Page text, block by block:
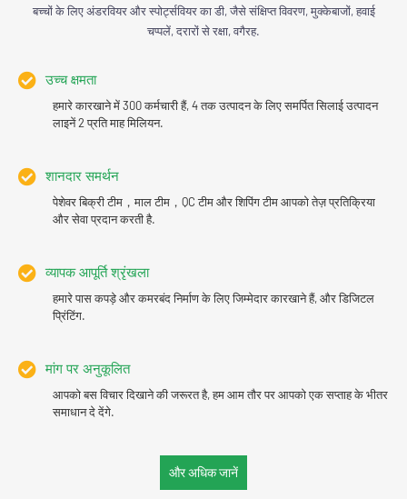
बच्चों के लिए अंडरवियर और स्पोर्ट्सवियर का डी, जैसे संक्षिप्त विवरण, मुक्केबाजों, हवाई
चप्पलें, दरारों से रक्षा, वगैरह.
उच्च क्षमता
हमारे कारखाने में 300 कर्मचारी हैं, 4 तक उत्पादन के लिए समर्पित सिलाई उत्पादन
लाइनें 2 प्रति माह मिलियन.
शानदार समर्थन
पेशेवर बिक्री टीम，माल टीम，QC टीम और शिपिंग टीम आपको तेज़ प्रतिक्रिया
और सेवा प्रदान करती है.
व्यापक आपूर्ति श्रृंखला
हमारे पास कपड़े और कमरबंद निर्माण के लिए जिम्मेदार कारखाने हैं, और डिजिटल
प्रिंटिंग.
मांग पर अनुकूलित
आपको बस विचार दिखाने की जरूरत है, हम आम तौर पर आपको एक सप्ताह के भीतर
समाधान दे देंगे.
और अधिक जानें